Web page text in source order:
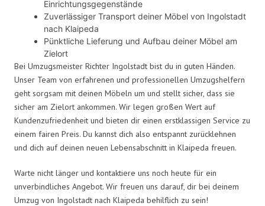
Einrichtungsgegenstände
Zuverlässiger Transport deiner Möbel von Ingolstadt
nach Klaipeda
Pünktliche Lieferung und Aufbau deiner Möbel am
Zielort
Bei Umzugsmeister Richter Ingolstadt bist du in guten Händen.
Unser Team von erfahrenen und professionellen Umzugshelfern
geht sorgsam mit deinen Möbeln um und stellt sicher, dass sie
sicher am Zielort ankommen. Wir legen großen Wert auf
Kundenzufriedenheit und bieten dir einen erstklassigen Service zu
einem fairen Preis. Du kannst dich also entspannt zurücklehnen
und dich auf deinen neuen Lebensabschnitt in Klaipeda freuen.
Warte nicht länger und kontaktiere uns noch heute für ein
unverbindliches Angebot. Wir freuen uns darauf, dir bei deinem
Umzug von Ingolstadt nach Klaipeda behilflich zu sein!